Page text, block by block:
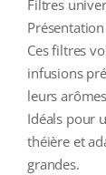
Filtres
Ces filtres
infusions
leurs
Idéals pour
théière et
grandes.